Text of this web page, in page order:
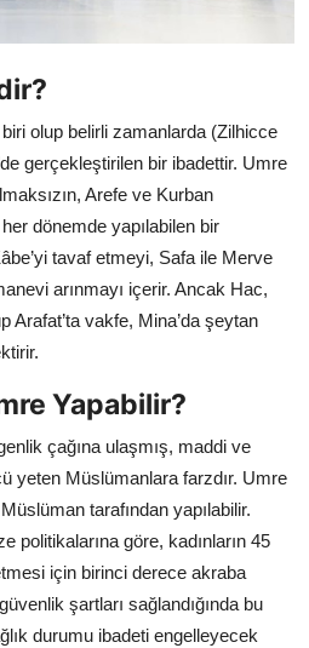
biri olup belirli zamanlarda (Zilhicce
gerçekleştirilen bir ibadettir. Umre
Arefe ve Kurban
dönemde yapılabilen bir
tavaf etmeyi, Safa ile Merve
arınmayı içerir. Ancak Hac,
Arafat’ta vakfe, Mina’da şeytan
Yapabilir?
çağına ulaşmış, maddi ve
yeten Müslümanlara farzdır. Umre
tarafından yapılabilir.
politikalarına göre, kadınların 45
için birinci derece akraba
şartları sağlandığında bu
durumu ibadeti engelleyecek